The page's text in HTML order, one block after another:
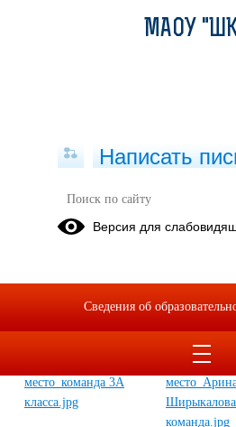
Образовательный
"Затерянная
2 место - команда 3 "А" класса
МАОУ
Написать
Версия для
Сведения об